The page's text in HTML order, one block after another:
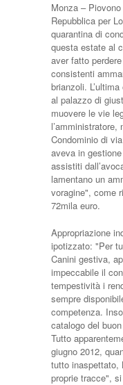
Monza –
Repubblica per
quarantina di
questa estate al
aver fatto
consistenti
brianzoli.
al palazzo di
muovere le vie
l’amministratore,
Condominio di
aveva in
assistiti
lamentano un
voragine", come
72mila euro.
Appropriazione
ipotizzato: "Per
Canini gestiva,
impeccabile il
tempestività i
sempre
competenza.
catalogo del
Tutto
giugno 2012,
tutto inaspettato,
proprie tracce",